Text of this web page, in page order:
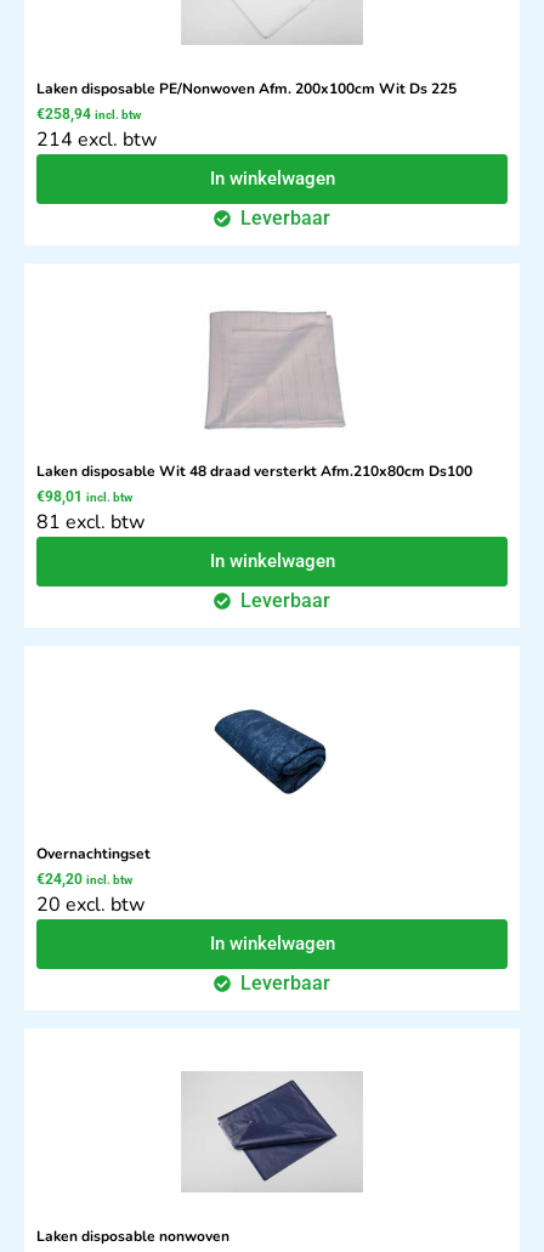
Laken disposable PE/Nonwoven Afm. 200x100cm Wit Ds 225
€258,94 incl. btw
214 excl. btw
In winkelwagen
Leverbaar
Laken disposable Wit 48 draad versterkt Afm.210x80cm Ds100
€98,01 incl. btw
81 excl. btw
In winkelwagen
Leverbaar
Overnachtingset
€24,20 incl. btw
20 excl. btw
In winkelwagen
Leverbaar
Laken disposable nonwoven